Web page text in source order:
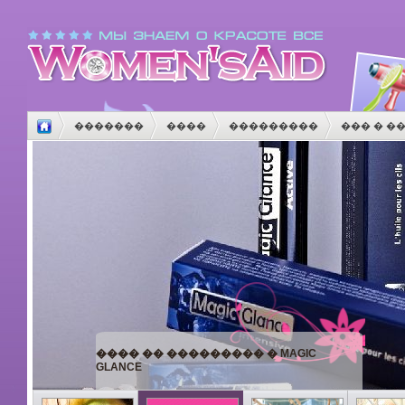
������� ���� ��������� ��� �
���������� ������
���� �� ��������� � MAGIC
GLANCE